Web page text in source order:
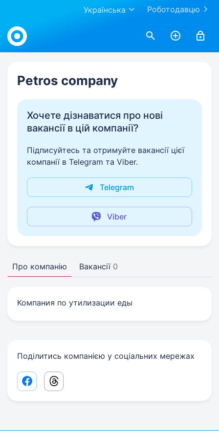
Роботодавцю
Українська
Work.ua
Petros company
Хочете дізнаватися про нові
вакансії в цій компанії?
Підписуйтесь та отримуйте вакансії цієї
компанії в Telegram та Viber.
Telegram
Viber
Про компанію Вакансії 0
Компания по утилизации еды
Поділитись компанією у соціальних мережах
Facebook share link
Threads share link